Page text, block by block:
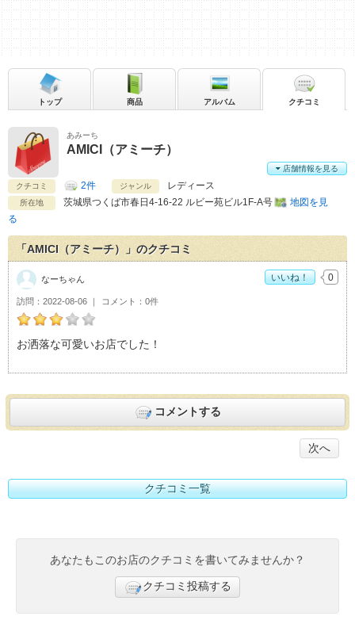
あみーち
AMICI（アミーチ）
クチコミ 2件 ジャンル レディース
所在地 茨城県つくば市春日4-16-22 ルビー苑ビル1F-A号
地図を見
る
店舗情報を見る
トップ 商品 アルバム クチコミ
「AMICI（アミーチ）」のクチコミ
なーちゃんのAMICI（アミーチ）おすすめ度：
お洒落な可愛いお店でした！
訪問 2022-08-06 コメント 0件
なーちゃん いいね！ 0
コメントする
次へ
クチコミ一覧
あなたもこのお店のクチコミを書いてみませんか？
クチコミ投稿する